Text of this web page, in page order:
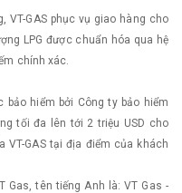
VT-GAS phục vụ giao hàng cho
LPG được chuẩn hóa qua hệ
chính xác.
bảo hiểm bởi Công ty bảo hiểm
tối đa lên tới 2 triệu USD cho
GAS tại địa điểm của khách
Gas, tên tiếng Anh là: VT Gas -